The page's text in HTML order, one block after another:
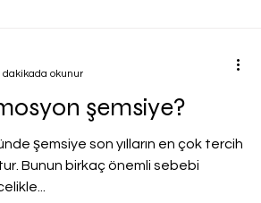
şemsiye?
şemsiye son yılların en çok tercih
Bunun birkaç önemli sebebi
dakikada okunur